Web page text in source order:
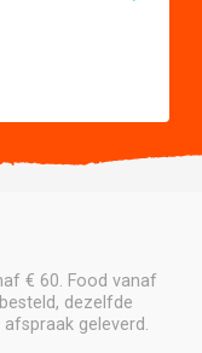
€ 60. Food vanaf
dezelfde
geleverd.